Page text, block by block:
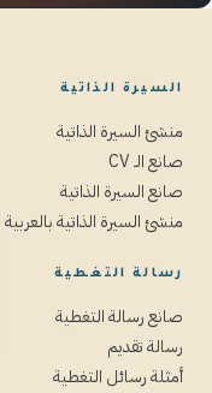
السيرة الذاتية
منشئ السيرة الذاتية
صانع الـ CV
صانع السيرة الذاتية
منشئ السيرة الذاتية بالعربية
رسالة التغطية
صانع رسالة التغطية
رسالة تقديم
أمثلة رسائل التغطية